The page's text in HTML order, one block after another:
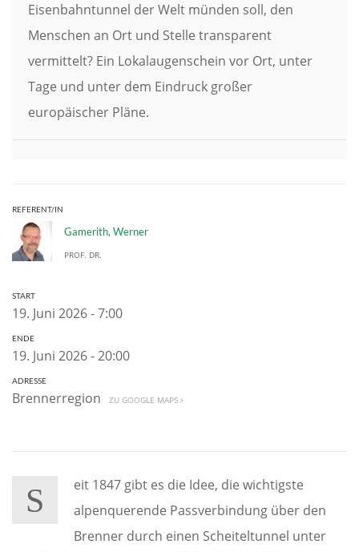
Eisenbahntunnel der Welt münden soll, den
Menschen an Ort und Stelle transparent
vermittelt? Ein Lokalaugenschein vor Ort, unter
Tage und unter dem Eindruck großer
europäischer Pläne.
REFERENT/IN
Gamerith, Werner
PROF. DR.
START
19. Juni 2026 - 7:00
ENDE
19. Juni 2026 - 20:00
ADRESSE
Brennerregion ZU GOOGLE MAPS
S
eit 1847 gibt es die Idee, die wichtigste
alpenquerende Passverbindung über den
Brenner durch einen Scheiteltunnel unter